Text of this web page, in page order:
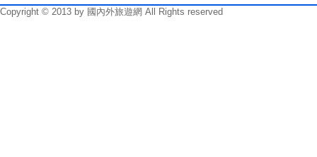
Copyright © 2013 by 國內外旅遊網 All Rights reserved